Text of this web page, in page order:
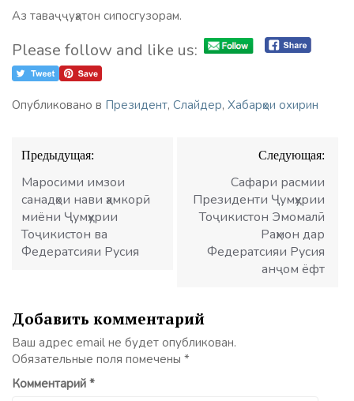
Аз таваҷҷуҳатон сипосгузорам.
Please follow and like us:
Опубликовано в Президент, Слайдер, Хабарҳои охирин
Навигация
по
записям
Предыдущая:
Маросими имзои
санадҳои нави ҳамкорӣ
миёни Ҷумҳурии
Тоҷикистон ва
Федератсияи Русия
Следующая:
Сафари расмии
Президенти Ҷумҳурии
Тоҷикистон Эмомалӣ
Раҳмон дар
Федератсияи Русия
анҷом ёфт
Добавить комментарий
Ваш адрес email не будет опубликован.
Обязательные поля помечены *
Комментарий *